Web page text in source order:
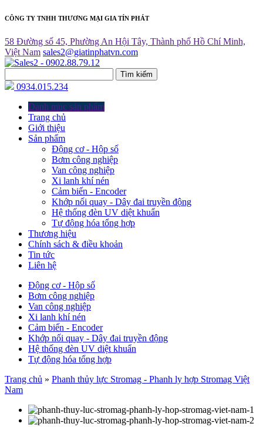
CÔNG TY TNHH THƯƠNG MẠI GIA TÍN PHÁT
58 Đường số 45, Phường An Hội Tây, Thành phố Hồ Chí Minh,
Việt Nam sales2@giatinphatvn.com
Tìm kiếm
0934.015.234
Danh mục sản phẩm
Trang chủ
Giới thiệu
Sản phẩm
Động cơ - Hộp số
Bơm công nghiệp
Van công nghiệp
Xi lanh khí nén
Cảm biến - Encoder
Khớp nối quay - Dây đai truyền động
Hệ thống đèn UV diệt khuẩn
Tự động hóa tổng hợp
Thương hiệu
Chính sách & điều khoản
Tin tức
Liên hệ
Động cơ - Hộp số
Bơm công nghiệp
Van công nghiệp
Xi lanh khí nén
Cảm biến - Encoder
Khớp nối quay - Dây đai truyền động
Hệ thống đèn UV diệt khuẩn
Tự động hóa tổng hợp
Trang chủ » Phanh thủy lực Stromag - Phanh ly hợp Stromag Việt
Nam